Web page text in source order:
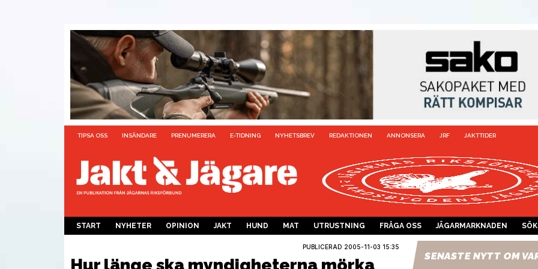
TIPSA OSS INSÄNDARE PRENUMERERA E-TIDNING NYHETSBREV REDAKTIONEN ANNONSERA JRF JAKTTIDER
START NYHETER OPINION JAKT HUND MAT UTRUSTNING FRÅGA OSS JÄGARMARKNADEN SÖK
PUBLICERAD 2005-11-03 15:35
Hur länge ska myndigheterna mörka SENASTE NYTT OM